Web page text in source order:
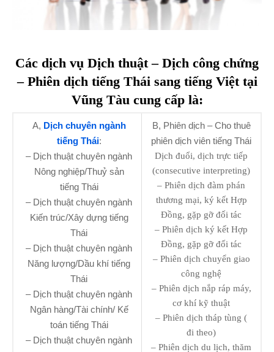
Các dịch vụ Dịch thuật – Dịch công chứng
– Phiên dịch tiếng Thái sang tiếng Việt tại
Vũng Tàu cung cấp là:
A, Dịch chuyên ngành
tiếng Thái:
– Dịch thuật chuyên ngành
Nông nghiệp/Thuỷ sản
tiếng Thái
– Dịch thuật chuyên ngành
Kiến trúc/Xây dựng tiếng
Thái
– Dịch thuật chuyên ngành
Năng lượng/Dầu khí tiếng
Thái
– Dịch thuật chuyên ngành
Ngân hàng/Tài chính/ Kế
toán tiếng Thái
– Dịch thuật chuyên ngành
B, Phiên dịch – Cho thuê
phiên dịch viên tiếng Thái
Dịch đuổi, dịch trực tiếp
(consecutive interpreting)
– Phiên dịch đàm phán
thương mại, ký kết Hợp
Đồng, gặp gỡ đối tác
– Phiên dịch ký kết Hợp
Đồng, gặp gỡ đối tác
– Phiên dịch chuyển giao
công nghệ
– Phiên dịch nắp ráp máy,
cơ khí kỹ thuật
– Phiên dịch tháp tùng (
đi theo)
– Phiên dịch du lịch, thăm